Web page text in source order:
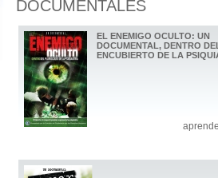
DOCUMENTALES
EL ENEMIGO OCULTO: UN
DOCUMENTAL, DENTRO
ENCUBIERTO DE LA